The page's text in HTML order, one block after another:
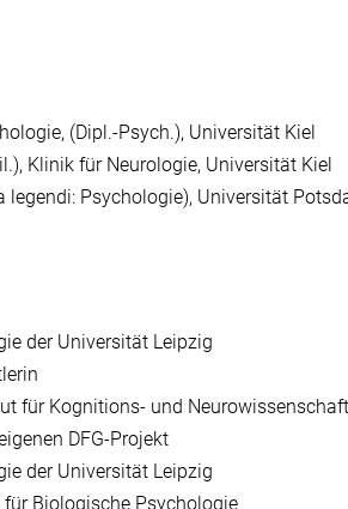
(Dipl.-Psych.), Universität Kiel
Klinik für Neurologie, Universität Kiel
legendi: Psychologie), Universität
der Universität Leipzig
für Kognitions- und
DFG-Projekt
der Universität Leipzig
Biologische Psychologie